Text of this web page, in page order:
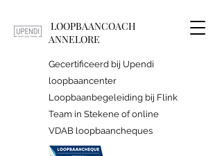
LOOPBAANCOACH
ANNELORE
Gecertificeerd bij Upendi
loopbaancenter
Loopbaanbegeleiding bij Flink
Team in Stekene of online
VDAB loopbaancheques